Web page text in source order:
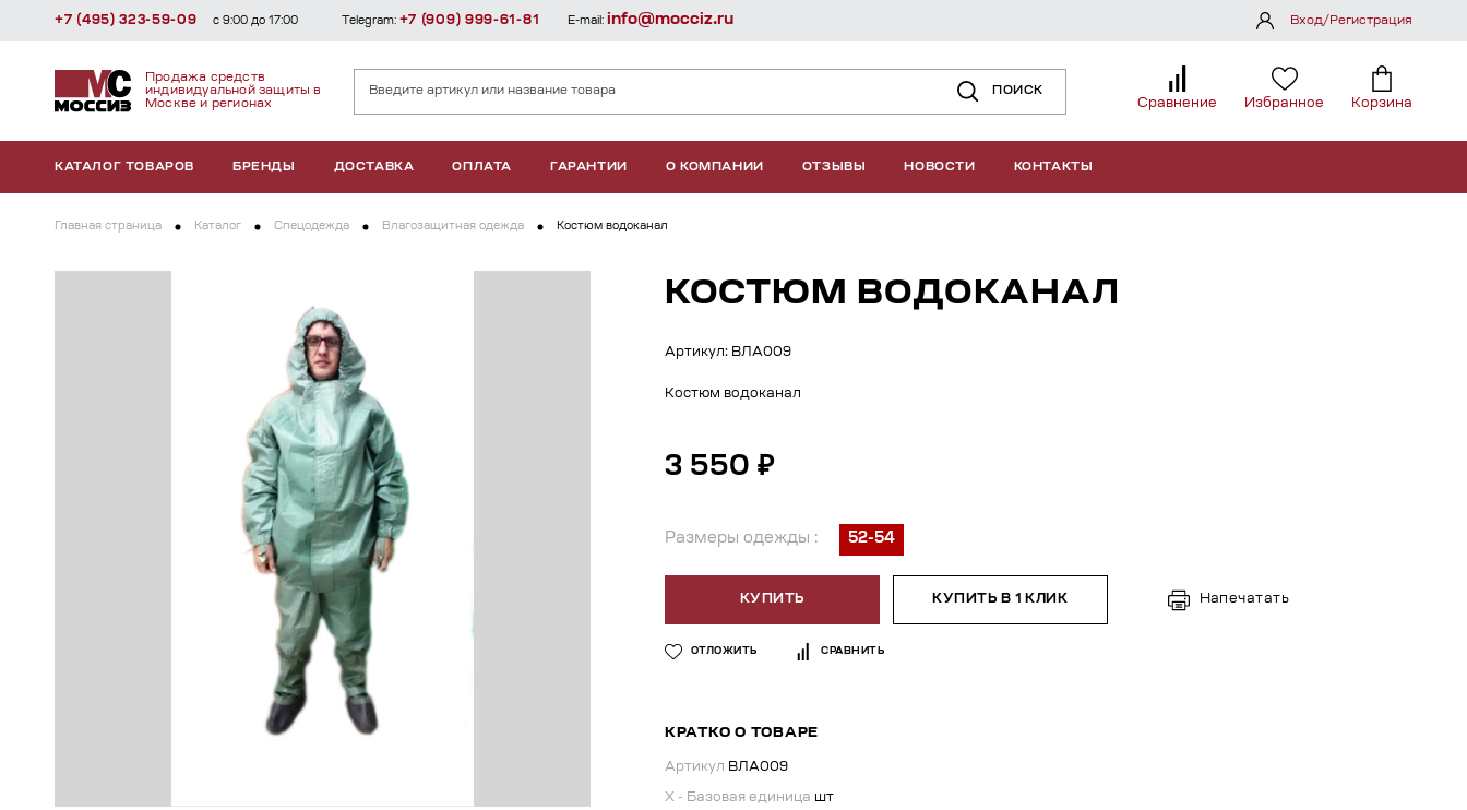
Продажа средств
индивидуальной защиты в
Москве и регионах
ПОИСК
Сравнение Избранное Корзина
КАТАЛОГ ТОВАРОВ БРЕНДЫ ДОСТАВКА ОПЛАТА ГАРАНТИИ О КОМПАНИИ ОТЗЫВЫ НОВОСТИ КОНТАКТЫ
+7 (495) 323-59-09 с 9:00 до 17:00 Telegram: +7 (909) 999-61-81 E-mail: info@mocciz.ru Вход/Регистрация
Главная страница Каталог Спецодежда Влагозащитная одежда Костюм водоканал
КОСТЮМ ВОДОКАНАЛ
Артикул: ВЛА009
Костюм водоканал
3 550 ₽
Размеры одежды : 52-54
КУПИТЬ КУПИТЬ В 1 КЛИК Напечатать
ОТЛОЖИТЬ СРАВНИТЬ
КРАТКО О ТОВАРЕ
Артикул ВЛА009
X - Базовая единица шт